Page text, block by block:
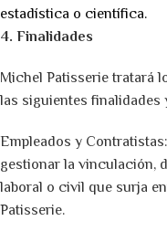
estadística o científica.
4. Finalidades
Michel Patisserie tratará
las siguientes finalidades
Empleados y
gestionar la vinculación,
laboral o civil que surja
Patisserie.